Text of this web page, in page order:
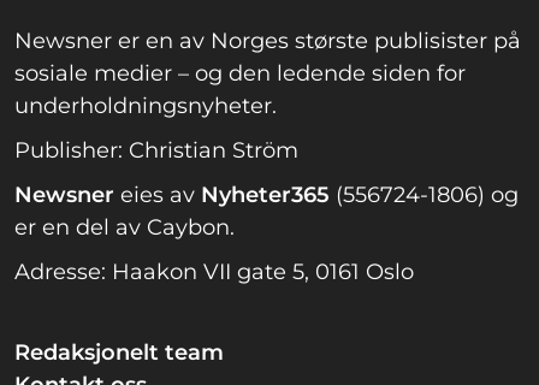
Newsner er en av Norges største publisister på
sosiale medier – og den ledende siden for
underholdningsnyheter.
Publisher: Christian Ström
Newsner eies av Nyheter365 (556724-1806) og
er en del av Caybon.
Adresse: Haakon VII gate 5, 0161 Oslo
Redaksjonelt team